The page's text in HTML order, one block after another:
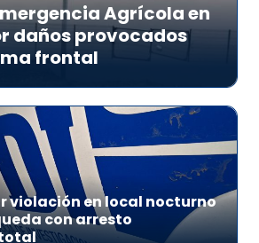
Agrícola en
daños provocados
frontal
violación en local nocturno
con arresto